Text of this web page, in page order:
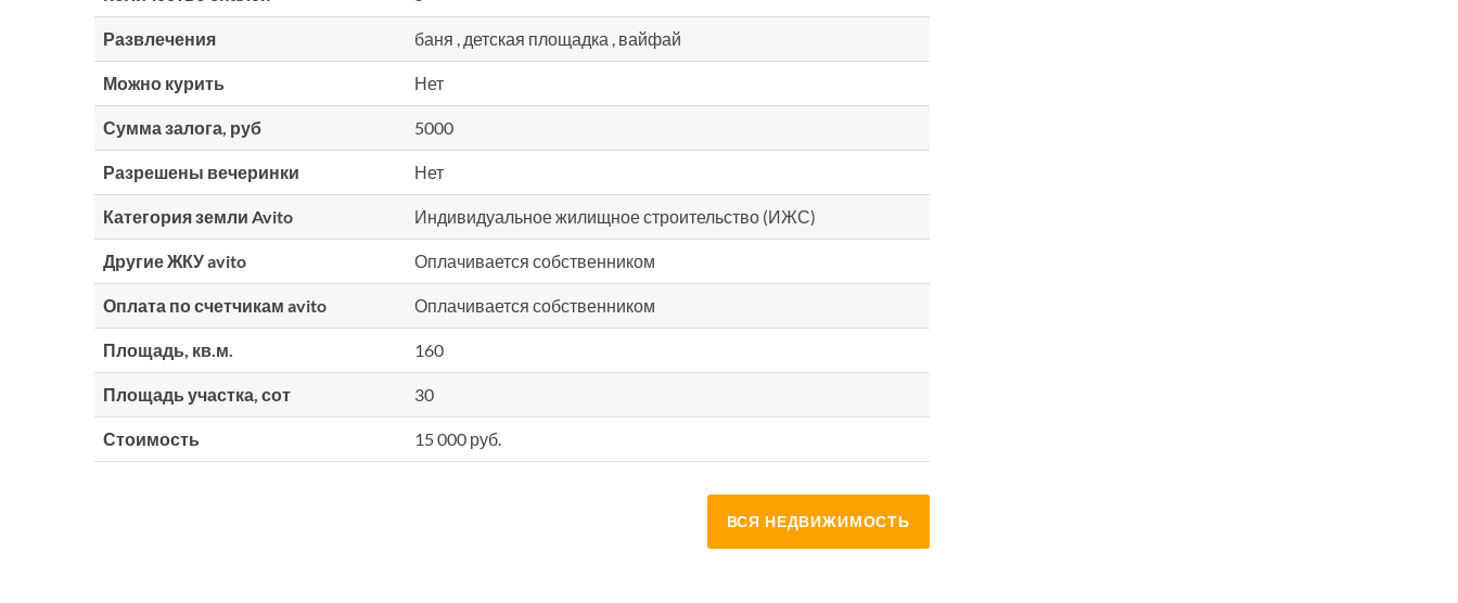
Развлечения баня , детская площадка , вайфай
Можно курить Нет
Сумма залога, руб 5000
Разрешены вечеринки Нет
Категория земли Avito Индивидуальное жилищное строительство (ИЖС)
Другие ЖКУ avito Оплачивается собственником
Оплата по счетчикам avito Оплачивается собственником
Площадь, кв.м. 160
Площадь участка, сот 30
Стоимость 15 000 руб.
ВСЯ НЕДВИЖИМОСТЬ